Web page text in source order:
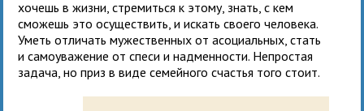
хочешь в жизни, стремиться к этому, знать, с кем
сможешь это осуществить, и искать своего человека.
Уметь отличать мужественных от асоциальных, стать
и самоуважение от спеси и надменности. Непростая
задача, но приз в виде семейного счастья того стоит.